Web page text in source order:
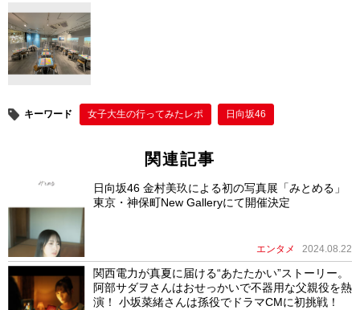
キーワード 女子大生の行ってみたレポ 日向坂46
関連記事
日向坂46 金村美玖による初の写真展「みとめる」
東京・神保町New Galleryにて開催決定
エンタメ 2024.08.22
関西電力が真夏に届ける“あたたかい”ストーリー。
阿部サダヲさんはおせっかいで不器用な父親役を熱
演！ 小坂菜緒さんは孫役でドラマCMに初挑戦！